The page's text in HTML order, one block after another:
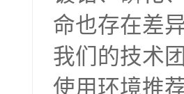
命也存在差
我们的技术
使用环境推